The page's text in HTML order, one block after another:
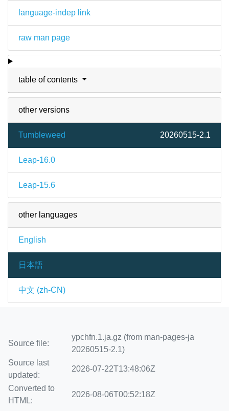
language-indep link
raw man page
table of contents
other versions
Tumbleweed 20260515-2.1
Leap-16.0
Leap-15.6
other languages
English
日本語
中文 (zh-CN)
Source file:
ypchfn.1.ja.gz (from man-pages-ja
20260515-2.1)
Source last
updated:
2026-07-22T13:48:06Z
Converted to
HTML:
2026-08-06T00:52:18Z